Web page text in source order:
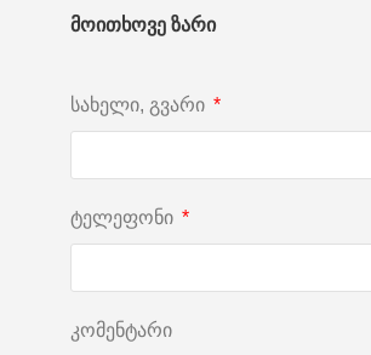
მოითხოვე ზარი
სახელი, გვარი
ტელეფონი
კომენტარი